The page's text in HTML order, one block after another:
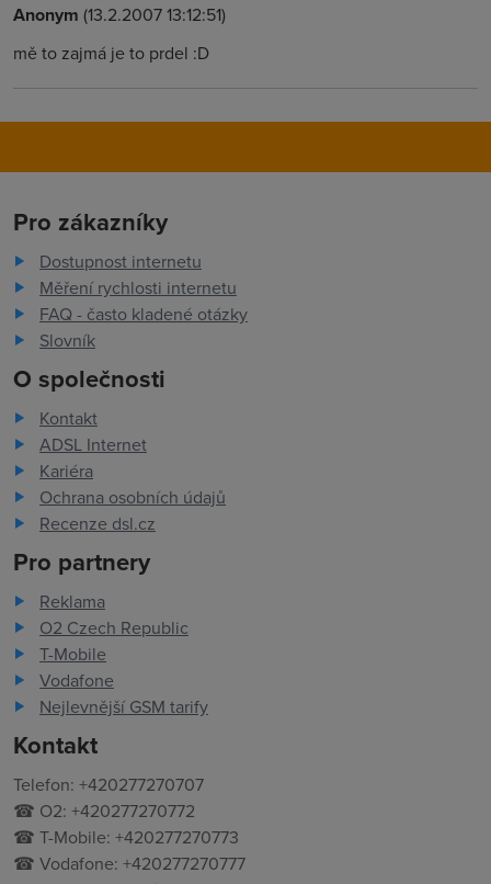
Anonym (13.2.2007 13:12:51)
mě to zajmá je to prdel :D
Pro zákazníky
Dostupnost internetu
Měření rychlosti internetu
FAQ - často kladené otázky
Slovník
O společnosti
Kontakt
ADSL Internet
Kariéra
Ochrana osobních údajů
Recenze dsl.cz
Pro partnery
Reklama
O2 Czech Republic
T-Mobile
Vodafone
Nejlevnější GSM tarify
Kontakt
Telefon: +420277270707
☎ O2: +420277270772
☎ T-Mobile: +420277270773
☎ Vodafone: +420277270777